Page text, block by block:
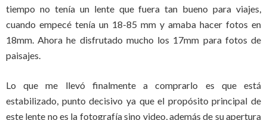
tiempo no tenía un lente que fuera tan bueno para viajes,
cuando empecé tenía un 18-85 mm y amaba hacer fotos en
18mm. Ahora he disfrutado mucho los 17mm para fotos de
paisajes.
Lo que me llevó finalmente a comprarlo es que está
estabilizado, punto decisivo ya que el propósito principal de
este lente no es la fotografía sino video, además de su apertura